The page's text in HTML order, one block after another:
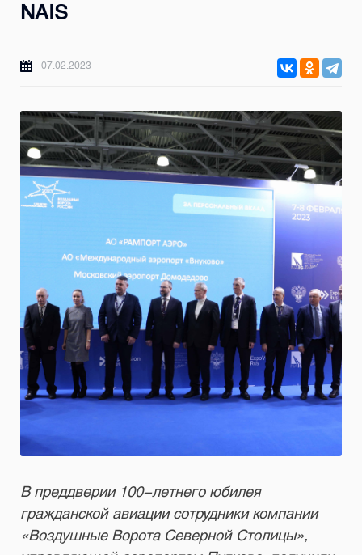
NAIS
07.02.2023
В преддверии 100-летнего юбилея
гражданской авиации сотрудники компании
«Воздушные Ворота Северной Столицы»,